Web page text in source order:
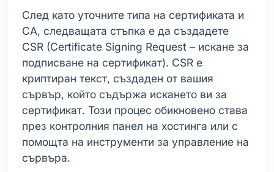
След като уточните типа на сертификата и
CA, следващата стъпка е да създадете
CSR (Certificate Signing Request – искане за
подписване на сертификат). CSR е
криптиран текст, създаден от вашия
сървър, който съдържа искането ви за
сертификат. Този процес обикновено става
през контролния панел на хостинга или с
помощта на инструменти за управление на
сървъра.